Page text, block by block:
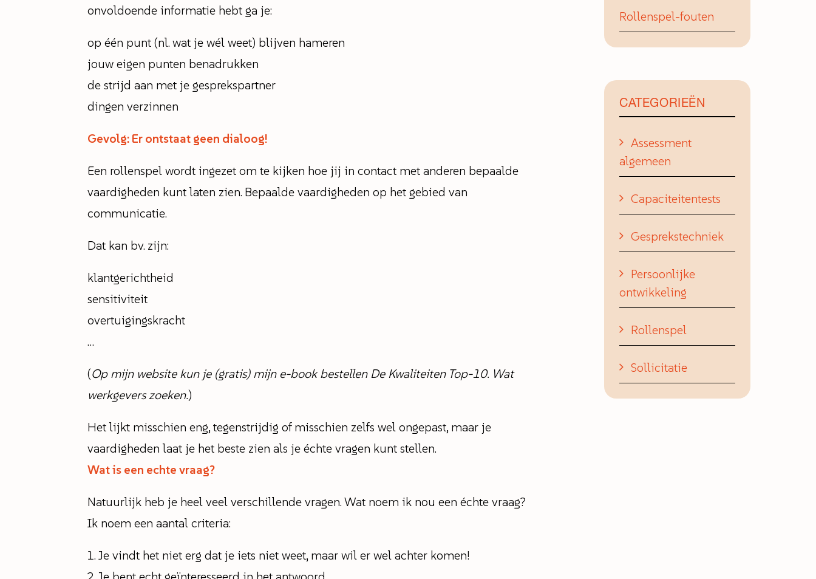
onvoldoende informatie hebt ga je:
op één punt (nl. wat je wél weet) blijven hameren
jouw eigen punten benadrukken
de strijd aan met je gesprekspartner
dingen verzinnen
Gevolg: Er ontstaat geen dialoog!
Een rollenspel wordt ingezet om te kijken hoe jij in contact met anderen bepaalde
vaardigheden kunt laten zien. Bepaalde vaardigheden op het gebied van
communicatie.
Dat kan bv. zijn:
klantgerichtheid
sensitiviteit
overtuigingskracht
…
(Op mijn website kun je (gratis) mijn e-book bestellen De Kwaliteiten Top-10. Wat
werkgevers zoeken.)
Het lijkt misschien eng, tegenstrijdig of misschien zelfs wel ongepast, maar je
vaardigheden laat je het beste zien als je échte vragen kunt stellen.
Wat is een echte vraag?
Natuurlijk heb je heel veel verschillende vragen. Wat noem ik nou een échte vraag?
Ik noem een aantal criteria:
Je vindt het niet erg dat je iets niet weet, maar wil er wel achter komen!
Rollenspel-fouten
CATEGORIEËN
Assessment
algemeen
Capaciteitentests
Gesprekstechniek
Persoonlijke
ontwikkeling
Rollenspel
Sollicitatie